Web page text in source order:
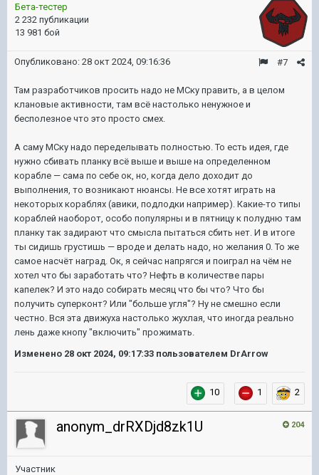
Бета-тестер
2 232 публикации
13 981 бой
#7
Опубликовано: 28 окт 2024, 09:16:36
Там разработчиков просить надо не МСку править, а в целом
клановые активности, там всё настолько ненужное и
бесполезное что это просто смех.
А саму МСку надо переделывать полностью. То есть идея, где
нужно сбивать планку всё выше и выше на определенном
корабле — сама по себе ок, но, когда дело доходит до
выполнения, то возникают нюансы. Не все хотят играть на
некоторых кораблях (авики, подлодки например). Какие-то типы
кораблей наоборот, особо популярны и в пятницу к полудню там
планку так задирают что смысла пытаться сбить нет. И в итоге
ты сидишь грустишь — вроде и делать надо, но желания 0. То же
самое насчёт наград. Ок, я сейчас напрягся и поиграл на чём не
хотел что бы заработать что? Нефть в количестве пары
капелек? И это надо собирать месяц что бы что? Что бы
получить суперконт? Или "больше угля"? Ну не смешно если
честно. Вся эта движуха настолько жухлая, что иногда реально
лень даже кнопу "включить" прожимать.
Изменено 28 окт 2024, 09:17:33 пользователем DrArrow
10 1 2
204
anonym_drRXDjd8zk1U
Участник